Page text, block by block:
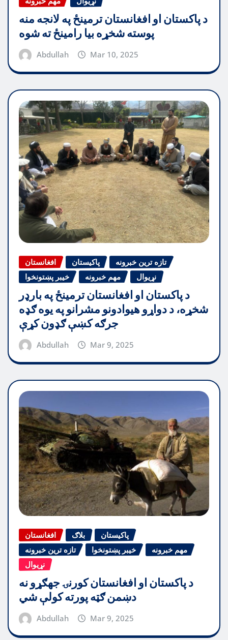
د پاکستان او افغانستان ترمینځ په لانجه منه
پوسته شخړه بیا رامینځ ته شوه
Abdullah Mar 10, 2025
افغانستان پاکیستان
تازه ترین خبرونه
خیبر پښتونخوا
مهم خبرونه نړیوال
د پاکستان او افغانستان ترمینځ په بارډر
شخړه، د دواړو هیوادونو مشرانو په یوه ګډه
جرګه کښې ګډون کړې
Abdullah Mar 9, 2025
افغانستان بلاګ
پاکیستان
تازه ترین خبرونه
خیبر پښتونخوا
مهم خبرونه
نړیوال
د پاکستان او افغانستان کورنۍ جهګړو نه
دښمن ګټه پورته کولې شي
Abdullah Mar 9, 2025